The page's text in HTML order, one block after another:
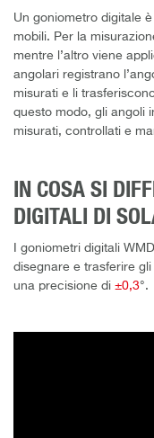
Un goniometro digitale
mobili. Per la
mentre l’altro viene
angolari registrano
misurati e li
questo modo, gli angoli
misurati, controllati e
IN COSA SI
DIGITALI DI
I goniometri digitali
disegnare e trasferire
una precisione di ±0,3°.